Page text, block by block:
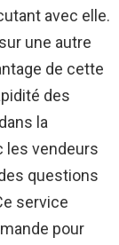
avec elle.
une autre
de cette
des
la
les vendeurs
questions
service
pour